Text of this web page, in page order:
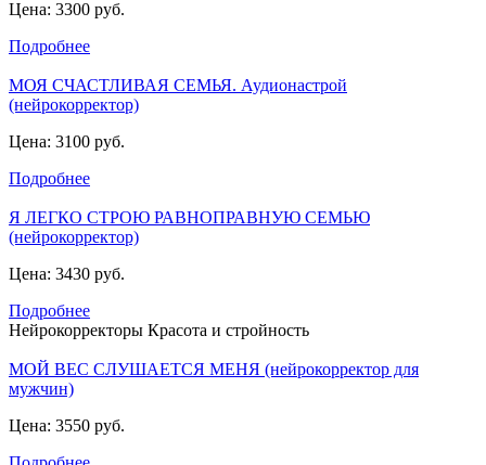
Цена: 3300 руб.
Подробнее
МОЯ СЧАСТЛИВАЯ СЕМЬЯ. Аудионастрой
(нейрокорректор)
Цена: 3100 руб.
Подробнее
Я ЛЕГКО СТРОЮ РАВНОПРАВНУЮ СЕМЬЮ
(нейрокорректор)
Цена: 3430 руб.
Подробнее
Нейрокорректоры Красота и стройность
МОЙ ВЕС СЛУШАЕТСЯ МЕНЯ (нейрокорректор для
мужчин)
Цена: 3550 руб.